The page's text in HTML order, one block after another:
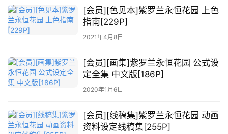
图
例
素
萌
绘
库
[会员][色见本]紫罗兰永恒花园 上色
指南[229P]
2021年4月8日
[会员][画集]紫罗兰永恒花园 公式设
定全集 中文版[186P]
2020年1月6日
[会员][线稿集]紫罗兰永恒花园 动画
资料设定线稿集[255P]